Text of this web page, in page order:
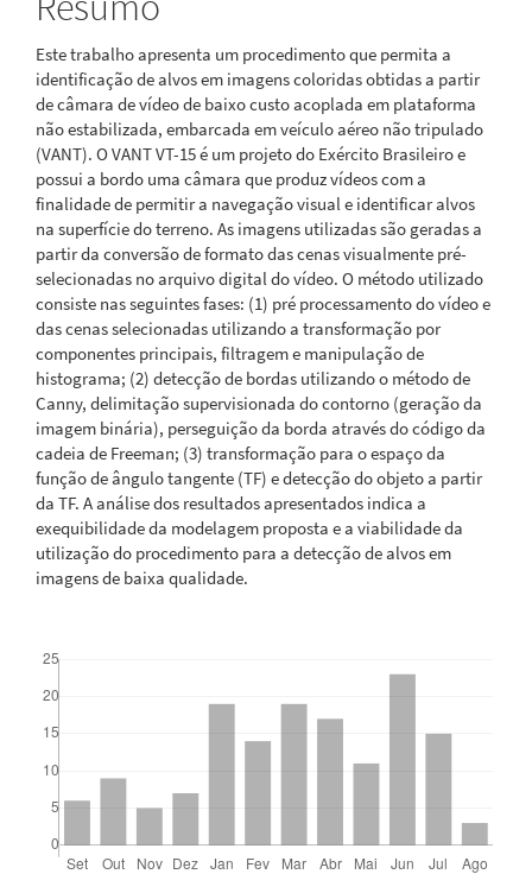
Este trabalho apresenta um procedimento que permita a
identificação de alvos em imagens coloridas obtidas a partir
de câmara de vídeo de baixo custo acoplada em plataforma
não estabilizada, embarcada em veículo aéreo não tripulado
(VANT). O VANT VT-15 é um projeto do Exército Brasileiro e
possui a bordo uma câmara que produz vídeos com a
finalidade de permitir a navegação visual e identificar alvos
na superfície do terreno. As imagens utilizadas são geradas a
partir da conversão de formato das cenas visualmente pré-
selecionadas no arquivo digital do vídeo. O método utilizado
consiste nas seguintes fases: (1) pré processamento do vídeo e
das cenas selecionadas utilizando a transformação por
componentes principais, filtragem e manipulação de
histograma; (2) detecção de bordas utilizando o método de
Canny, delimitação supervisionada do contorno (geração da
imagem binária), perseguição da borda através do código da
cadeia de Freeman; (3) transformação para o espaço da
função de ângulo tangente (TF) e detecção do objeto a partir
da TF. A análise dos resultados apresentados indica a
exequibilidade da modelagem proposta e a viabilidade da
utilização do procedimento para a detecção de alvos em
imagens de baixa qualidade.